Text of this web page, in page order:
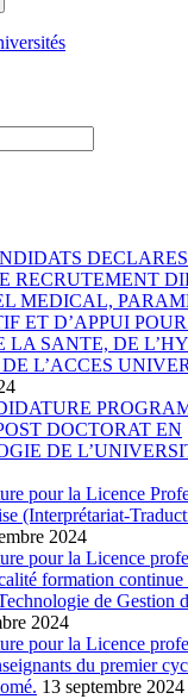
RECRUTEMENT
MEDICAL,
ET D’APPUI
LA SANTE, DE
L’ACCES
DOCTORAT EN
DE
pour la Licence
(Interprétariat-
2024
pour la Licence
formation continue
de Gestion
2024
pour la Licence
du premier
13 septembre 2024